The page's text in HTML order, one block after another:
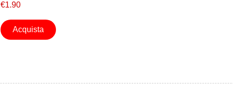
€1.90
Acquista